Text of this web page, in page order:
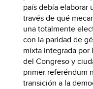
país debía elaborar
través de qué
una totalmente
con la paridad de
mixta integrada por
del Congreso y
primer referéndum
transición a la